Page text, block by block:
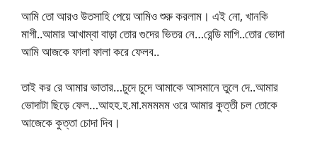
আমি তো আরও উতসাহি পেয়ে আমিও শুরু করলাম। এই নো, খানকি
মাগী..আমার আখাম্বা বাড়া তোর গুদের ভিতর নে…রেন্ডি মাগি..তোর ভোদা
আমি আজকে ফালা ফালা করে ফেলব..
তাই কর রে আমার ভাতার…চুদে চুদে আমাকে আসমানে তুলে দে..আমার
ভোদাটা ছিড়ে ফেল…আহহ.হ.মা.মমমমম ওরে আমার কুত্তী চল তোকে
আজেকে কুত্তা চোদা দিব।